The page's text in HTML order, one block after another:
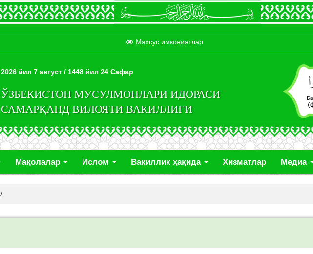
Махсус имкониятлар
2026 йил 7 август / 1448 йил 24 Сафар
ЎЗБЕКИСТОН МУСУЛМОНЛАРИ ИДОРАСИ
САМАРҚАНД ВИЛОЯТИ ВАКИЛЛИГИ
Мақолалар Ислом Вакиллик ҳақида Хизматлар Медиа
/